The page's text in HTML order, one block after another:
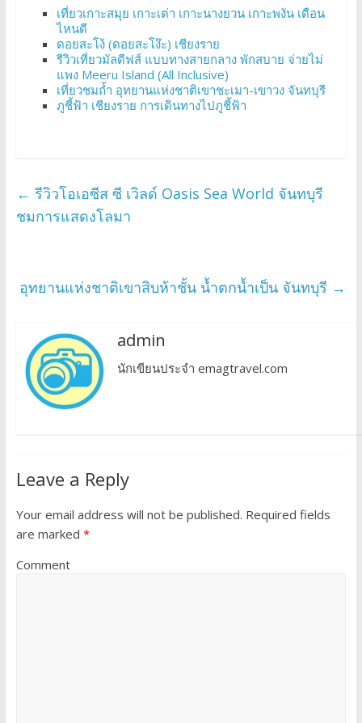
เที่ยวเกาะสมุย เกาะเต่า เกาะนางยวน เกาะพงัน เดือน
ไหนดี
ดอยสะโง้ (ดอยสะโง๊ะ) เชียงราย
รีวิวเที่ยวมัลดีฟส์ แบบทางสายกลาง พักสบาย จ่ายไม่
แพง Meeru Island (All Inclusive)
เที่ยวชมถ้ำ อุทยานแห่งชาติเขาชะเมา-เขาวง จันทบุรี
ภูชี้ฟ้า เชียงราย การเดินทางไปภูชี้ฟ้า
← รีวิวโอเอซีส ซี เวิลด์ Oasis Sea World จันทบุรี
ชมการแสดงโลมา
อุทยานแห่งชาติเขาสิบห้าชั้น น้ำตกน้ำเป็น จันทบุรี →
admin
นักเขียนประจำ emagtravel.com
Leave a Reply
Your email address will not be published. Required fields
are marked *
Comment